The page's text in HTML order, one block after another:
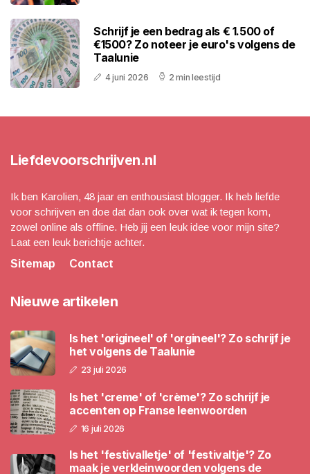
Schrijf je een bedrag als € 1.500 of
€1500? Zo noteer je euro's volgens de
Taalunie
4 juni 2026 2 min leestijd
Liefdevoorschrijven.nl
Ik ben Karolien, 48 jaar en enthousiast blogger. Ik heb liefde
voor schrijven en doe dat dan ook over wat ik tegen kom,
zowel online als offline. Heb jij een leuk idee voor mijn site?
Laat een leuk berichtje achter.
Sitemap
Contact
Nieuwe artikelen
Is het 'origineel' of 'orgineel'? Zo schrijf je
het volgens de Taalunie
23 juli 2026
Is het 'creme' of 'crème'? Zo schrijf je
accenten op Franse leenwoorden
16 juli 2026
Is het 'festivalletje' of 'festivaltje'? Zo
maak je verkleinwoorden volgens de